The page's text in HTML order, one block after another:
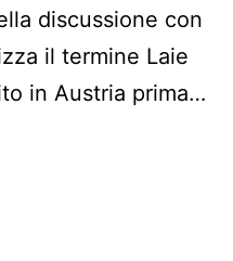
discussione con
il termine Laie
in Austria prima…